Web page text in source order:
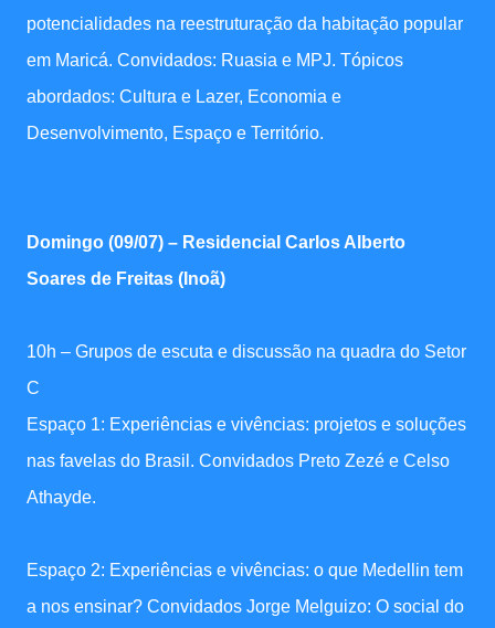
potencialidades na reestruturação da habitação popular
em Maricá. Convidados: Ruasia e MPJ. Tópicos
abordados: Cultura e Lazer, Economia e
Desenvolvimento, Espaço e Território.
Domingo (09/07) – Residencial Carlos Alberto
Soares de Freitas (Inoã)
10h – Grupos de escuta e discussão na quadra do Setor
C
Espaço 1: Experiências e vivências: projetos e soluções
nas favelas do Brasil. Convidados Preto Zezé e Celso
Athayde.
Espaço 2: Experiências e vivências: o que Medellin tem
a nos ensinar? Convidados Jorge Melguizo: O social do